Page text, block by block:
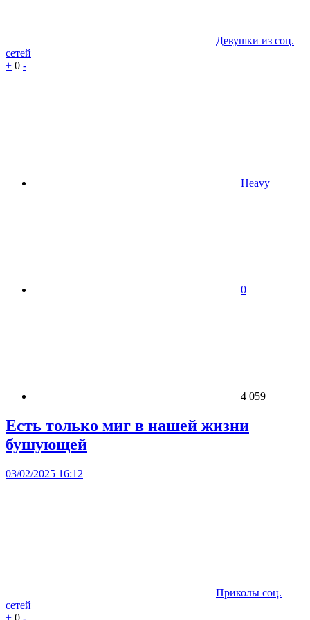
Девушки из соц.
сетей
+ 0 -
Heavy
0
4 059
Есть только миг в нашей жизни
бушующей
03/02/2025 16:12
Приколы соц.
сетей
+ 0 -